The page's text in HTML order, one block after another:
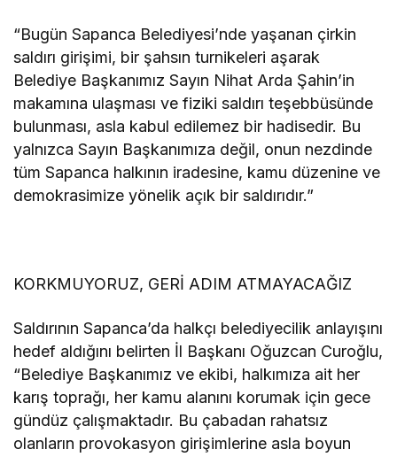
“Bugün Sapanca Belediyesi’nde yaşanan çirkin
saldırı girişimi, bir şahsın turnikeleri aşarak
Belediye Başkanımız Sayın Nihat Arda Şahin’in
makamına ulaşması ve fiziki saldırı teşebbüsünde
bulunması, asla kabul edilemez bir hadisedir. Bu
yalnızca Sayın Başkanımıza değil, onun nezdinde
tüm Sapanca halkının iradesine, kamu düzenine ve
demokrasimize yönelik açık bir saldırıdır.”
KORKMUYORUZ, GERİ ADIM ATMAYACAĞIZ
Saldırının Sapanca’da halkçı belediyecilik anlayışını
hedef aldığını belirten İl Başkanı Oğuzcan Curoğlu,
“Belediye Başkanımız ve ekibi, halkımıza ait her
karış toprağı, her kamu alanını korumak için gece
gündüz çalışmaktadır. Bu çabadan rahatsız
olanların provokasyon girişimlerine asla boyun